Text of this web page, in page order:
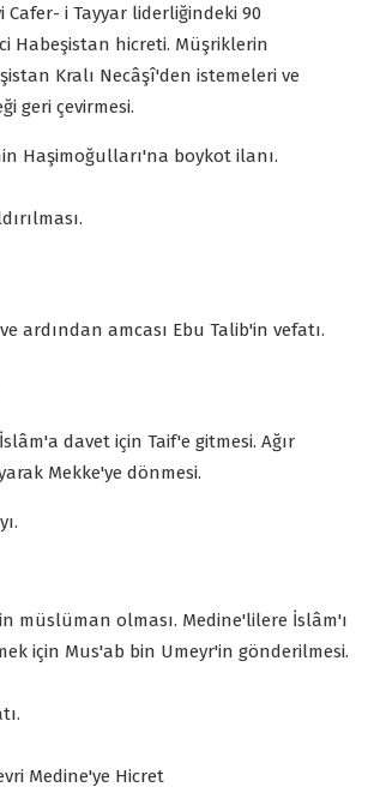
Cafer- i Tayyar liderliğindeki 90
Habeşistan hicreti. Müşriklerin
Kralı Necâşî'den istemeleri ve
geri çevirmesi.
Haşimoğulları'na boykot ilanı.
ardından amcası Ebu Talib'in vefatı.
davet için Taif'e gitmesi. Ağır
Mekke'ye dönmesi.
müslüman olması. Medine'lilere İslâm'ı
için Mus'ab bin Umeyr'in gönderilmesi.
Medine'ye Hicret